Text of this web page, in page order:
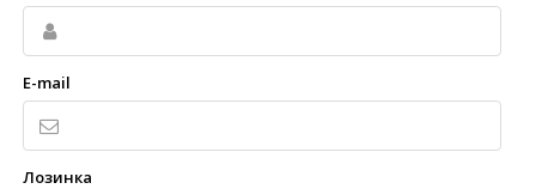
E-mail
Лозинка